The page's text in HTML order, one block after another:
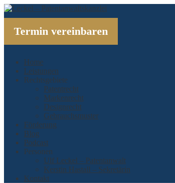
Termin vereinbaren
Home
Leistungen
Rechtsgebiete
Patentrecht
Markenrecht
Designrecht
Gebrauchsmuster
Förderung
Blog
Podcast
Personen
Ulf Leckel – Patentanwalt
Kerstin Hastall – Sekretärin
Kontakt